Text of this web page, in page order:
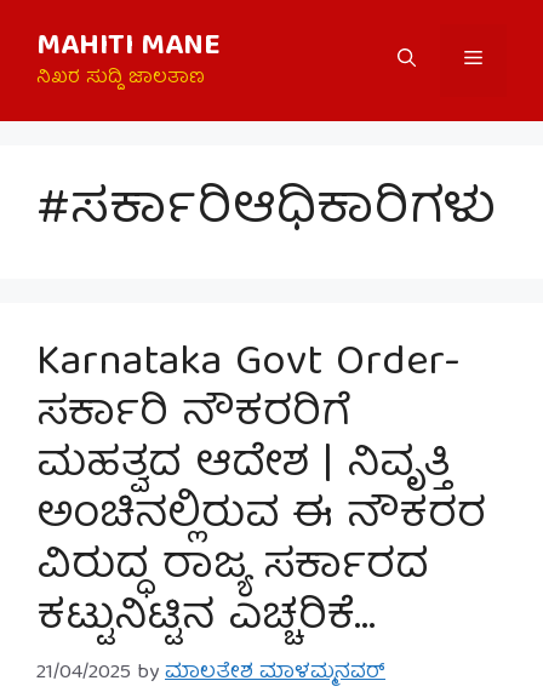
content
MAHITI MANE
ನಿಖರ ಸುದ್ದಿ ಜಾಲತಾಣ
Menu
#ಸರ್ಕಾರಿಆಧಿಕಾರಿಗಳು
Karnataka Govt Order-
ಸರ್ಕಾರಿ ನೌಕರರಿಗೆ
ಮಹತ್ವದ ಆದೇಶ | ನಿವೃತ್ತಿ
ಅಂಚಿನಲ್ಲಿರುವ ಈ ನೌಕರರ
ವಿರುದ್ಧ ರಾಜ್ಯ ಸರ್ಕಾರದ
ಕಟ್ಟುನಿಟ್ಟಿನ ಎಚ್ಚರಿಕೆ…
21/04/2025 byಮಾಲತೇಶ ಮಾಳಮ್ಮನವರ್